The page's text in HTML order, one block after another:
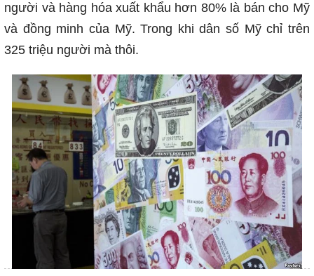
người và hàng hóa xuất khẩu hơn 80% là bán cho Mỹ
và đồng minh của Mỹ. Trong khi dân số Mỹ chỉ trên
325 triệu người mà thôi.